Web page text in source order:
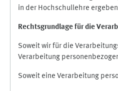
in der Hochschullehre
Rechtsgrundlage für die
Soweit wir für die
Verarbeitung
Soweit eine Verarbeitung